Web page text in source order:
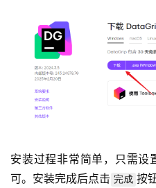
安装过程非常简单，只需设
可。安装完成后点击 完成 按